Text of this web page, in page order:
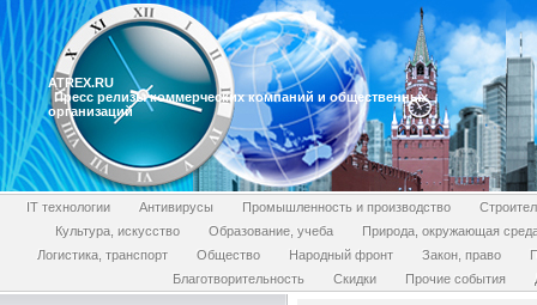
ATREX.RU
Пресс релизы коммерческих компаний и общественных
организаций
IT технологии Антивирусы Промышленность и производство
Культура, искусство
Образование, учеба
Природа, окружающая
Логистика, транспорт
Общество Народный фронт Закон, право
Благотворительность
Скидки Прочие события